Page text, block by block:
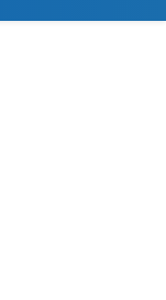
UMKM Naik